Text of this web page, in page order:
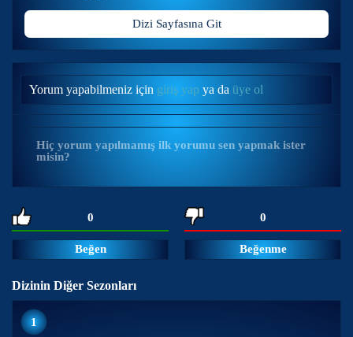
Dizi Sayfasına Git
Yorum yapabilmeniz için giriş yap ya da üye ol
Hiç yorum yapılmamış ilk yorumu sen yapmak ister
misin?
0
Beğen
0
Beğenme
Dizinin Diğer Sezonları
1